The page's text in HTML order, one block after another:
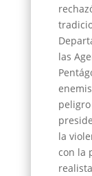
las
la
con la